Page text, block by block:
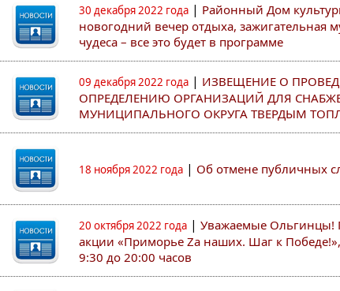
30 декабря 2022 года | Районный Дом
новогодний вечер отдыха, зажигательная
чудеса – все это будет в программе
09 декабря 2022 года | ИЗВЕЩЕНИЕ О
ОПРЕДЕЛЕНИЮ ОРГАНИЗАЦИЙ ДЛЯ
МУНИЦИПАЛЬНОГО ОКРУГА ТВЕРДЫМ
18 ноября 2022 года | Об отмене публичных
20 октября 2022 года | Уважаемые Ольгинцы!
акции «Приморье Zа наших. Шаг к Победе!»,
9:30 до 20:00 часов